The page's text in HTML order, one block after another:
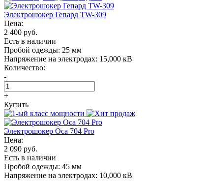
Электрошокер Гепард TW-309
Цена:
2 400 руб.
Есть в наличии
Пробой одежды: 25 мм
Напряжение на электродах: 15,000 кВ
Количество:
-
+
Купить
Электрошокер Oса 704 Pro
Цена:
2 090 руб.
Есть в наличии
Пробой одежды: 45 мм
Напряжение на электродах: 10,000 кВ